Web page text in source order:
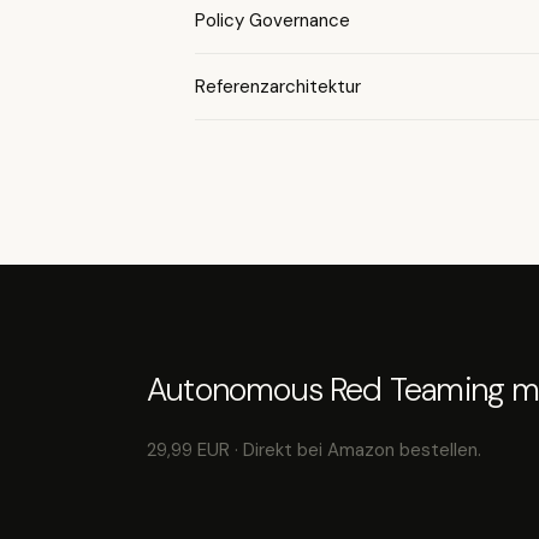
Policy Governance
Referenzarchitektur
Autonomous Red Teaming
29,99 EUR · Direkt bei Amazon bestellen.